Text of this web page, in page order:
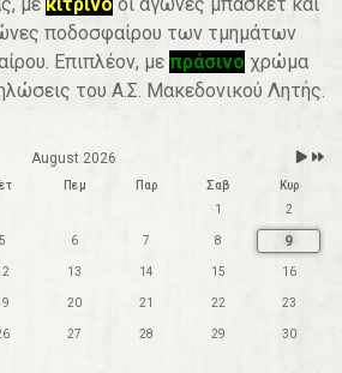
ποδοσφαίρου των τμημάτων
Επιπλέον, με πράσινο χρώμα
του Α.Σ. Μακεδονικού Λητής.
August 2026
Πεμ Παρ Σαβ
Κυρ
1
2
5 6 7 8 9
13 14 15 16
20 21 22 23
27 28 29 30